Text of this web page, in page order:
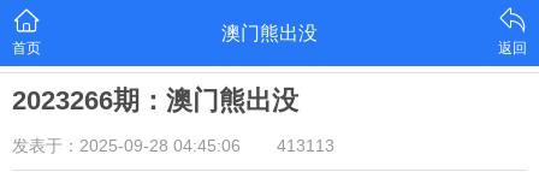
首页
澳门熊出没
返回
2023266期：澳门熊出没
发表于：2025-09-28 04:45:06 413113